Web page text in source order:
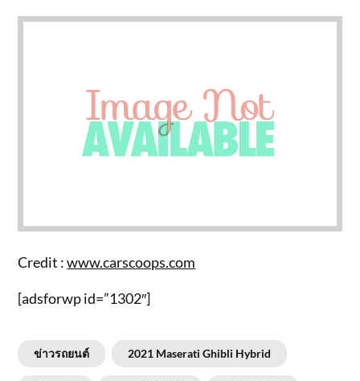
Credit :www.carscoops.com
[adsforwp id=”1302″]
ข่าวรถยนต์ 2021 Maserati Ghibli Hybrid